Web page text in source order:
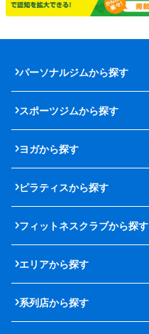
パーソナルジムから探す
スポーツジムから探す
ヨガから探す
ピラティスから探す
フィットネスクラブから探す
エリアから探す
系列店から探す